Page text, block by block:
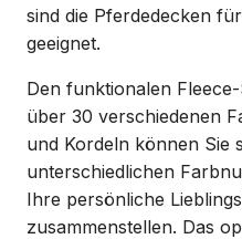
sind die Pferdedecken
geeignet.
Den funktionalen
über 30 verschiedenen
und Kordeln können Sie
unterschiedlichen
Ihre persönliche
zusammenstellen. Das